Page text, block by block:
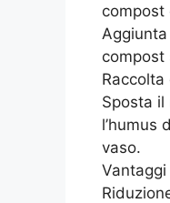
compost
compost
Sposta
l’humus
vaso.